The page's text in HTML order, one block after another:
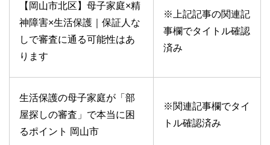
【岡山市北区】母子家庭×精
神障害×生活保護｜保証人な
しで審査に通る可能性はあ
ります
※上記記事の関連記
事欄でタイトル確認
済み
生活保護の母子家庭が「部
屋探しの審査」で本当に困
るポイント 岡山市
※関連記事欄でタイ
トル確認済み